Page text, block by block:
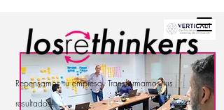
Repensamos tu empresa. Transformamos tus
resultados!